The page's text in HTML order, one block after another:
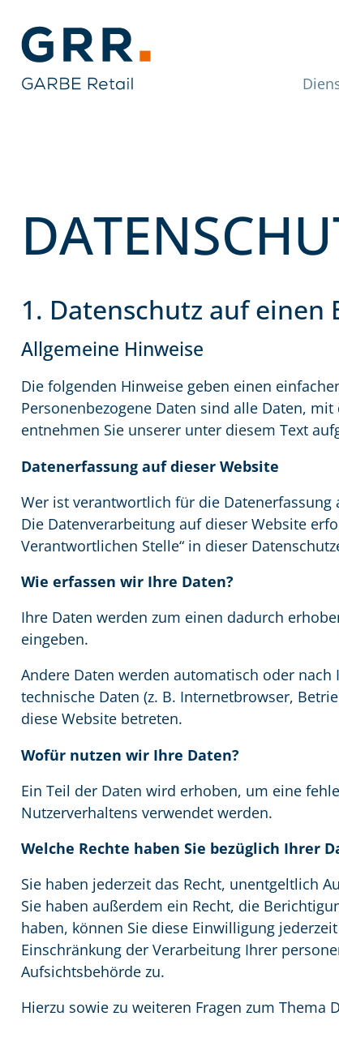
Gathmann
1. Datenschutz auf einen
Allgemeine Hinweise
Die folgenden Hinweise geben einen
Personenbezogene Daten sind alle Daten,
entnehmen Sie unserer unter diesem Text
Datenerfassung auf dieser Website
Wer ist verantwortlich für die Datenerfassung
Die Datenverarbeitung auf dieser Website
Verantwortlichen Stelle“ in dieser
Wie erfassen wir Ihre Daten?
Ihre Daten werden zum einen dadurch
eingeben.
Andere Daten werden automatisch oder
technische Daten (z. B. Internetbrowser,
diese Website betreten.
Wofür nutzen wir Ihre Daten?
Ein Teil der Daten wird erhoben, um eine
Nutzerverhaltens verwendet werden.
Welche Rechte haben Sie bezüglich Ihrer
Sie haben jederzeit das Recht, unentgeltlich
Sie haben außerdem ein Recht, die
haben, können Sie diese Einwilligung
Einschränkung der Verarbeitung Ihrer
Aufsichtsbehörde zu.
Hierzu sowie zu weiteren Fragen zum Thema